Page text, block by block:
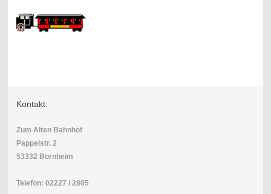
Kontakt:
Zum Alten Bahnhof
Pappelstr. 2
53332 Bornheim
Telefon: 02227 / 2805